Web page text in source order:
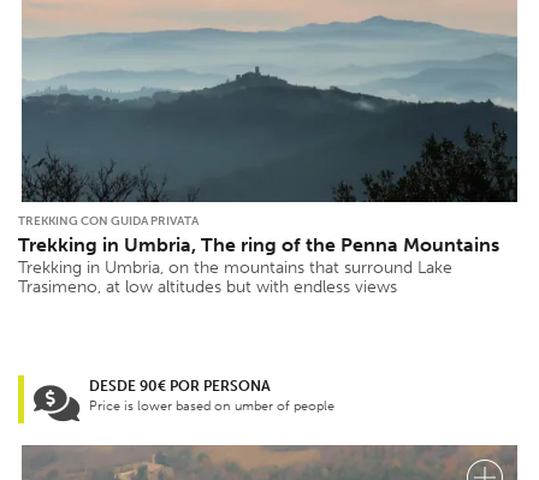
TREKKING CON GUIDA PRIVATA
Trekking in Umbria, The ring of the Penna Mountains
Trekking in Umbria, on the mountains that surround Lake
Trasimeno, at low altitudes but with endless views
DESDE 90€ POR PERSONA
Price is lower based on umber of people